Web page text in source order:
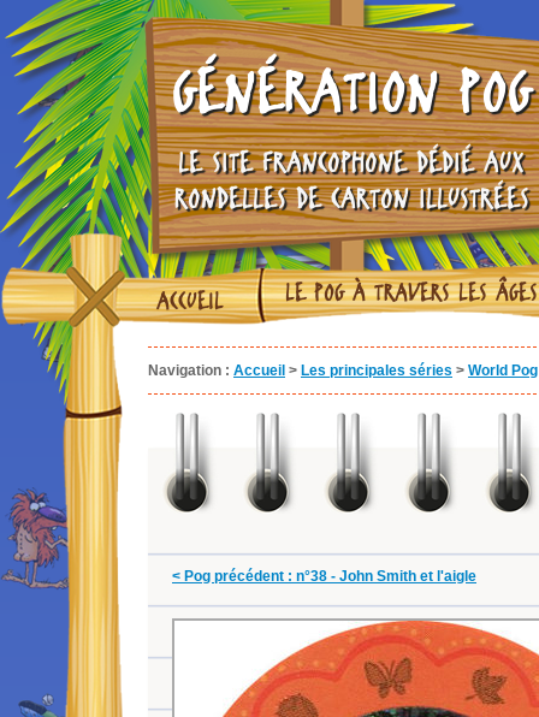
GÉNÉRATION POG
LE SITE FRANCOPHONE DÉDIÉ AUX
RONDELLES DE CARTON ILLUSTRÉES
ACCUEIL LE POG À TRAVERS LES ÂGES
Navigation : Accueil > Les principales séries > World
< Pog précédent : n°38 - John Smith et l'aigle